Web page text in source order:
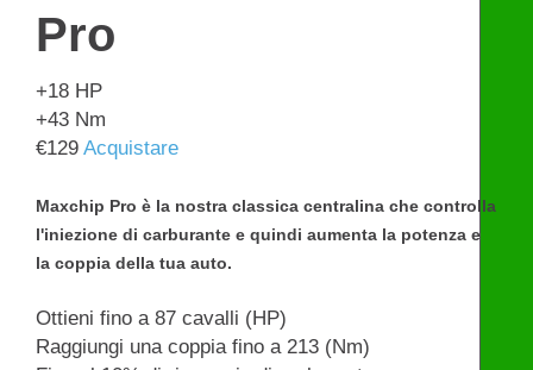
Pro
+18 HP
+43 Nm
€129 Acquistare
Maxchip Pro è la nostra classica centralina che controlla
l'iniezione di carburante e quindi aumenta la potenza e
la coppia della tua auto.
Ottieni fino a 87 cavalli (HP)
Raggiungi una coppia fino a 213 (Nm)